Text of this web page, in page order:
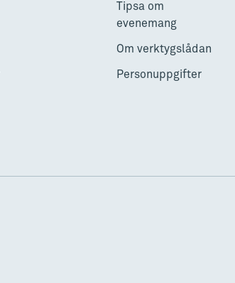
Tipsa om
evenemang
Om verktygslådan
Personuppgifter